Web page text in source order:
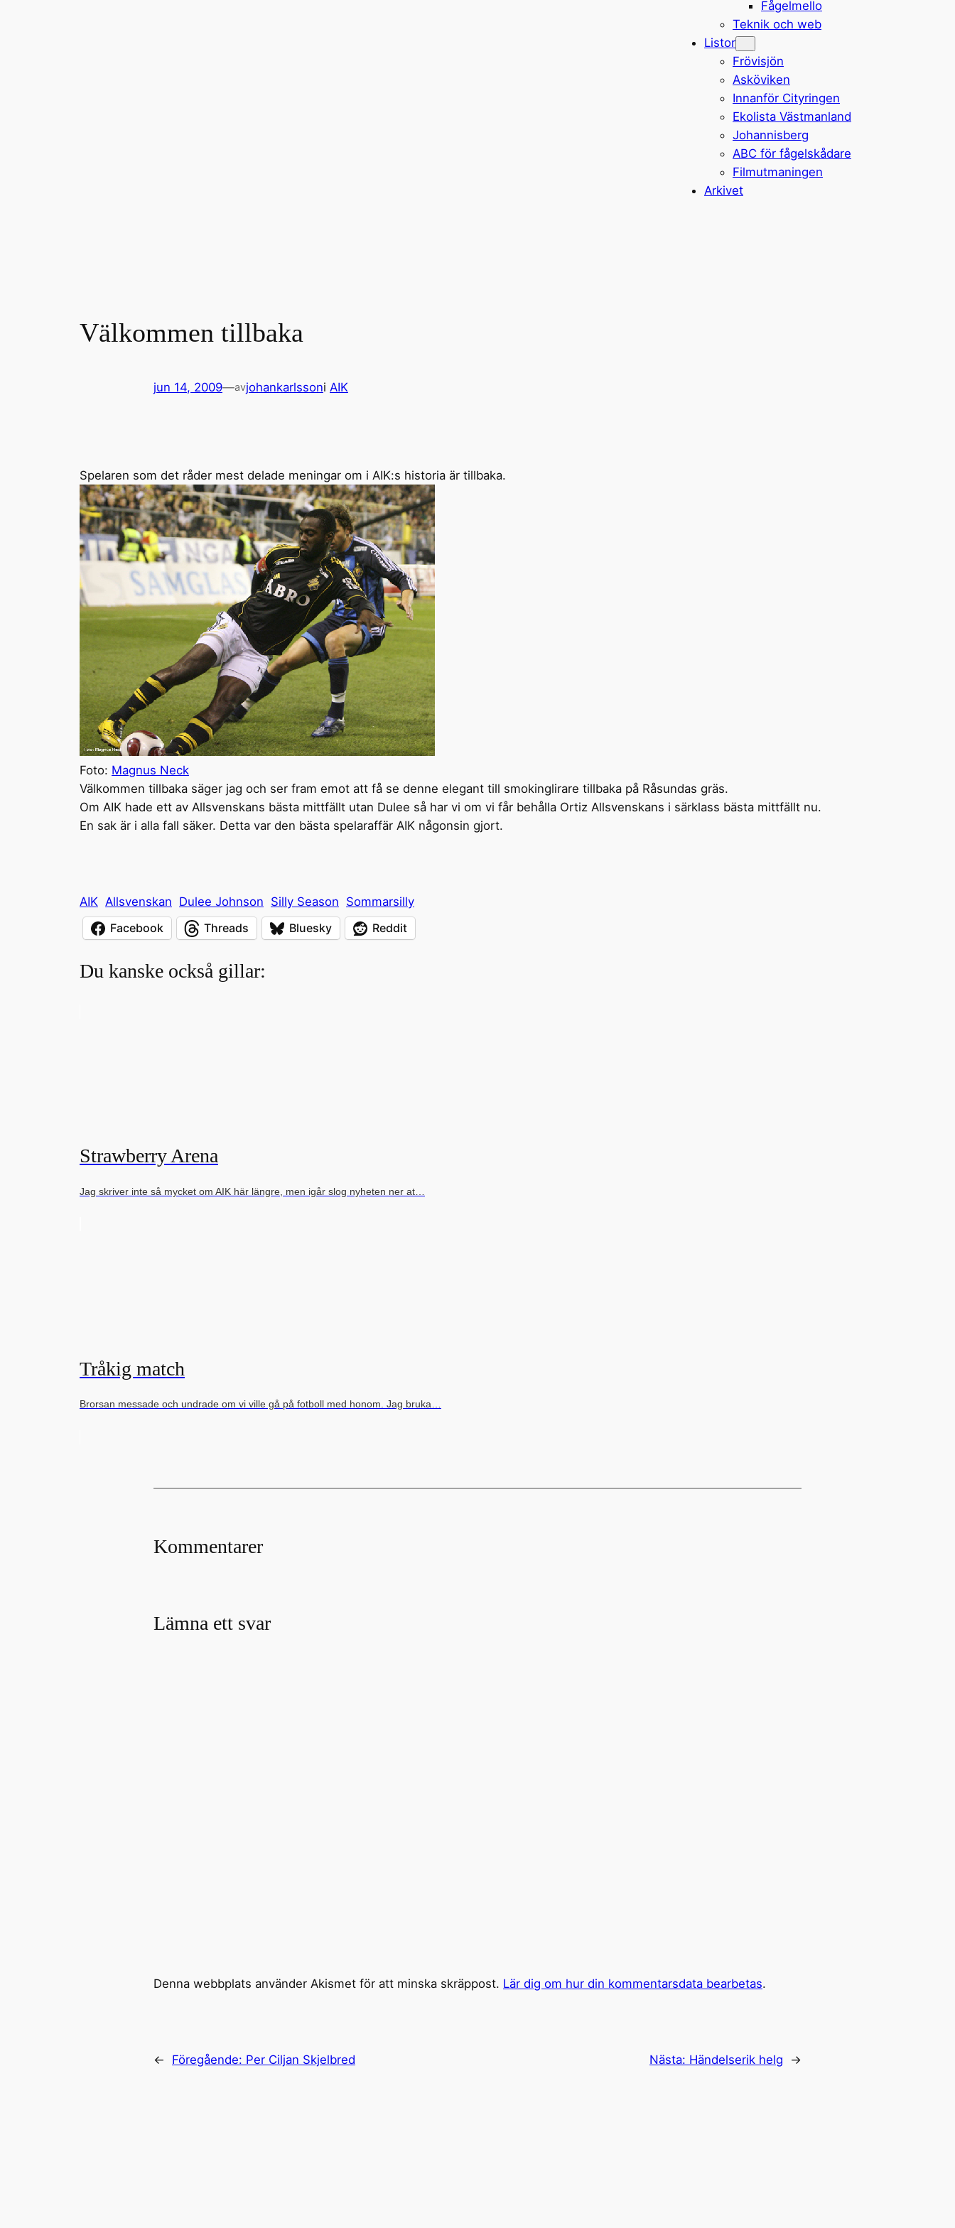
Fågelmello
Teknik och web
Listor
Frövisjön
Asköviken
Innanför Cityringen
Ekolista Västmanland
Johannisberg
ABC för fågelskådare
Filmutmaningen
Arkivet
Välkommen tillbaka
jun 14, 2009—avjohankarlssoni AIK
Spelaren som det råder mest delade meningar om i AIK:s historia är tillbaka.
Foto: Magnus Neck
Välkommen tillbaka säger jag och ser fram emot att få se denne elegant till smokinglirare tillbaka på Råsundas gräs.
Om AIK hade ett av Allsvenskans bästa mittfällt utan Dulee så har vi om vi får behålla Ortiz Allsvenskans i särklass bästa mittfällt nu.
En sak är i alla fall säker. Detta var den bästa spelaraffär AIK någonsin gjort.
AIK Allsvenskan Dulee Johnson Silly Season Sommarsilly
Facebook
Threads Bluesky Reddit
Du kanske också gillar:
Strawberry Arena
Jag skriver inte så mycket om AIK här längre, men igår slog nyheten ner at…
Tråkig match
Brorsan messade och undrade om vi ville gå på fotboll med honom. Jag bruka…
Kommentarer
Lämna ett svar
Denna webbplats använder Akismet för att minska skräppost. Lär dig om hur din kommentarsdata bearbetas.
← Föregående: Per Ciljan Skjelbred Nästa: Händelserik helg →